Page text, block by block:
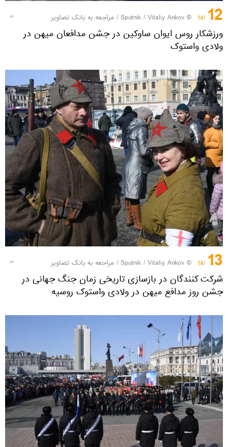
12
/14
© Sputnik / Vitaliy Ankov
/ مراجعه به بانک تصاویر
ورزشکار روس ایوان ساوکین در جشن مدافعان میهن در
ولادی واستوک
13
/14
© Sputnik / Vitaliy Ankov
/ مراجعه به بانک تصاویر
شرکت کنندگان در بازسازی تاریخی زمان جنگ جهانی در
جشن روز مدافع میهن در ولادی واستوک روسیه